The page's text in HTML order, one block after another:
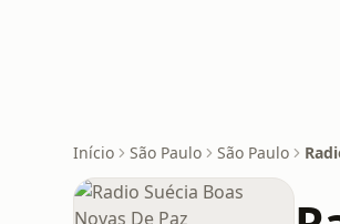
Início São Paulo São Paulo